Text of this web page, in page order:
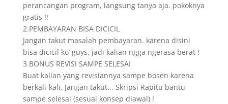
perancangan program, langsung tanya aja. pokoknya
gratis !!
2.PEMBAYARAN BISA DICICIL
Jangan takut masalah pembayaran. karena disini
bisa dicicil ko’ guys, jadi kalian ngga ngerasa berat !
3.BONUS REVISI SAMPE SELESAI
Buat kalian yang revisiannya sampe bosen karena
berkali-kali. Jangan takut.., Skripsi Rapitu bantu
sampe selesai (sesuai konsep diawal) !